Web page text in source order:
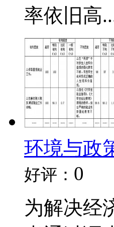
率依旧高
环境与政
好评： 0
为解决经